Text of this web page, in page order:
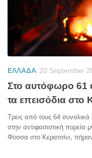
ΕΛΛΑΔΑ 20 September
Στο αυτόφωρο 61
τα επεισόδια στο
Τρεις από τους 64 συνολικά
στην αντιφασιστική πορεία
Φύσσα στο Κερατσίνι,